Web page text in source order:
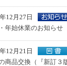
12月27日
年始休業のお知らせ
12月21日
商品交換（『新訂